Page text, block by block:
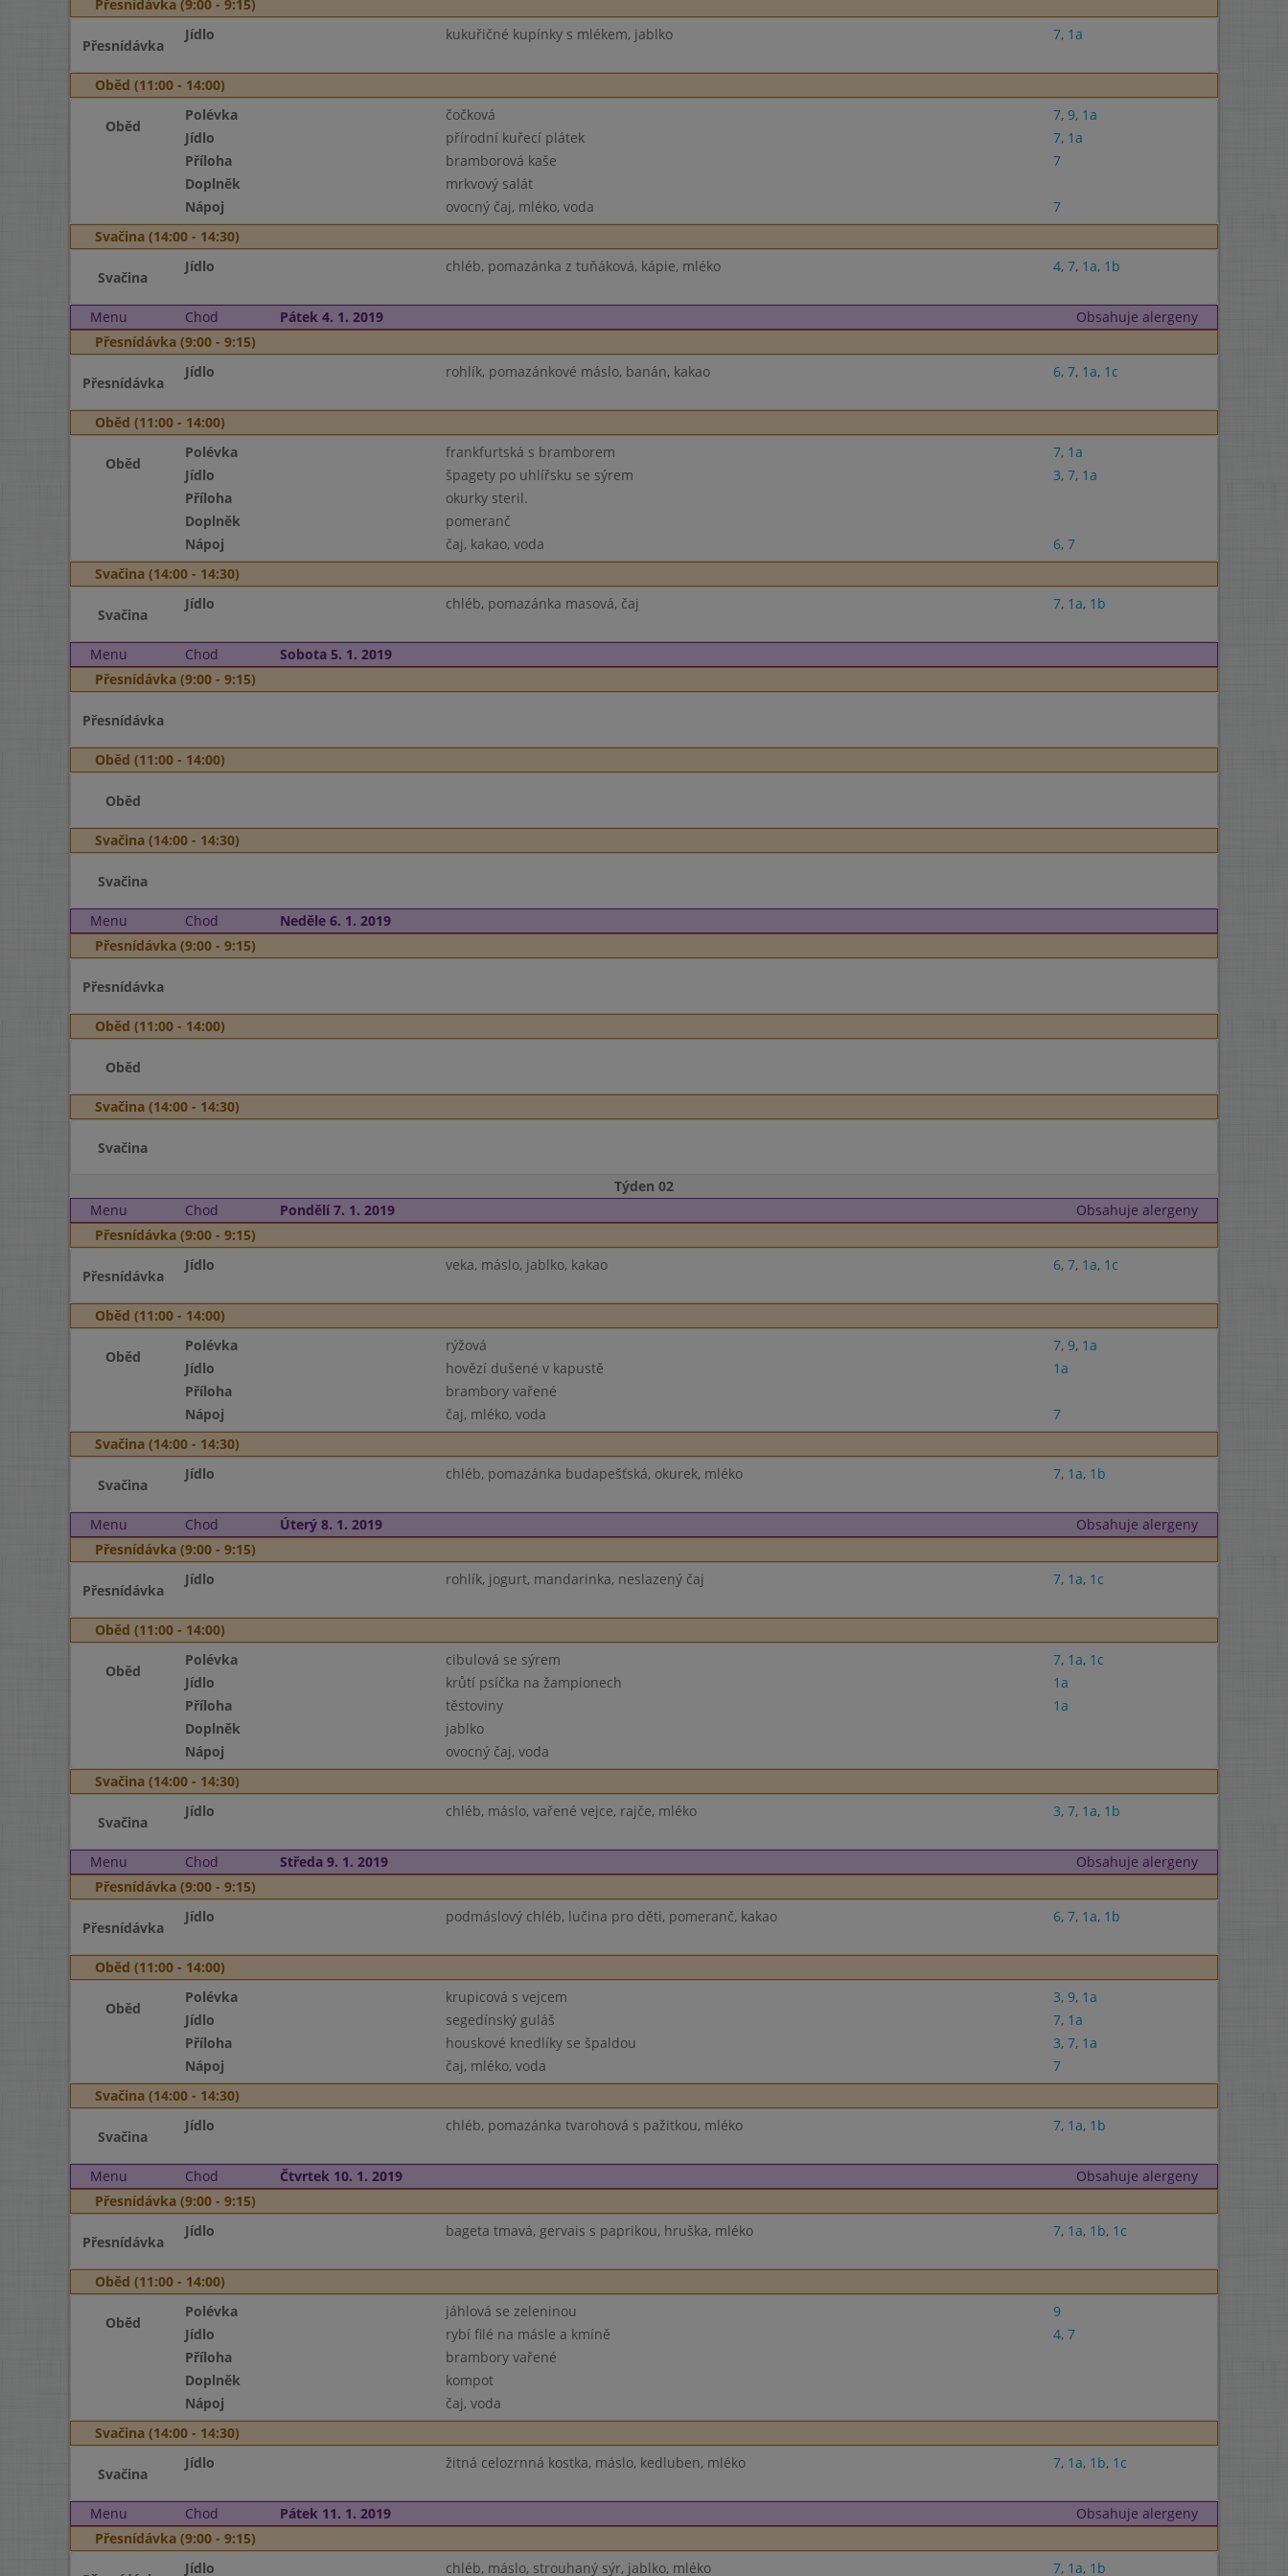
Přesnídávka (9:00 - 9:15)
Přesnídávka
Jídlo kukuřičné kupínky s mlékem, jablko 7, 1a
Oběd (11:00 - 14:00)
Oběd
Polévka čočková 7, 9, 1a
Jídlo
přírodní kuřecí plátek 7, 1a
Příloha
bramborová kaše
7
Doplněk
mrkvový salát
Nápoj
ovocný čaj, mléko, voda
7
Svačina (14:00 - 14:30)
Svačina
Jídlo chléb, pomazánka z tuňáková, kápie, mléko 4, 7, 1a, 1b
Menu Chod Pátek 4. 1. 2019
Obsahuje alergeny
Přesnídávka (9:00 - 9:15)
Přesnídávka
Jídlo rohlík, pomazánkové máslo, banán, kakao 6, 7, 1a, 1c
Oběd (11:00 - 14:00)
Oběd
Polévka frankfurtská s bramborem 7, 1a
Jídlo
špagety po uhlířsku se sýrem 3, 7, 1a
Příloha
okurky steril.
Doplněk
pomeranč
Nápoj
čaj, kakao, voda 6, 7
Svačina (14:00 - 14:30)
Svačina
Jídlo chléb, pomazánka masová, čaj 7, 1a, 1b
Menu Chod
Sobota 5. 1. 2019
Přesnídávka (9:00 - 9:15)
Přesnídávka
Oběd (11:00 - 14:00)
Oběd
Svačina (14:00 - 14:30)
Svačina
Menu Chod
Neděle 6. 1. 2019
Přesnídávka (9:00 - 9:15)
Přesnídávka
Oběd (11:00 - 14:00)
Oběd
Svačina (14:00 - 14:30)
Svačina
Týden 02
Menu
Chod Pondělí 7. 1. 2019
Obsahuje alergeny
Přesnídávka (9:00 - 9:15)
Přesnídávka
Jídlo veka, máslo, jablko, kakao 6, 7, 1a, 1c
Oběd (11:00 - 14:00)
Oběd
Polévka rýžová 7, 9, 1a
Jídlo
hovězí dušené v kapustě
1a
Příloha
brambory vařené
Nápoj
čaj, mléko, voda
7
Svačina (14:00 - 14:30)
Svačina
Jídlo chléb, pomazánka budapešťská, okurek, mléko 7, 1a, 1b
Menu Chod Úterý 8. 1. 2019
Obsahuje alergeny
Přesnídávka (9:00 - 9:15)
Přesnídávka
Jídlo rohlík, jogurt, mandarinka, neslazený čaj 7, 1a, 1c
Oběd (11:00 - 14:00)
Oběd
Polévka cibulová se sýrem 7, 1a, 1c
Jídlo
krůtí psíčka na žampionech
1a
Příloha
těstoviny
1a
Doplněk
jablko
Nápoj
ovocný čaj, voda
Svačina (14:00 - 14:30)
Svačina
Jídlo chléb, máslo, vařené vejce, rajče, mléko 3, 7, 1a, 1b
Menu Chod Středa 9. 1. 2019
Obsahuje alergeny
Přesnídávka (9:00 - 9:15)
Přesnídávka
Jídlo podmáslový chléb, lučina pro děti, pomeranč, kakao 6, 7, 1a, 1b
Oběd (11:00 - 14:00)
Oběd
Polévka krupicová s vejcem 3, 9, 1a
Jídlo
segedínský guláš 7, 1a
Příloha
houskové knedlíky se špaldou 3, 7, 1a
Nápoj
čaj, mléko, voda
7
Svačina (14:00 - 14:30)
Svačina
Jídlo chléb, pomazánka tvarohová s pažitkou, mléko 7, 1a, 1b
Menu Chod Čtvrtek 10. 1. 2019
Obsahuje alergeny
Přesnídávka (9:00 - 9:15)
Přesnídávka
Jídlo bageta tmavá, gervais s paprikou, hruška, mléko 7, 1a, 1b, 1c
Oběd (11:00 - 14:00)
Oběd
Polévka jáhlová se zeleninou
9
Jídlo
rybí filé na másle a kmíně 4, 7
Příloha
brambory vařené
Doplněk
kompot
Nápoj
čaj, voda
Svačina (14:00 - 14:30)
Svačina
Jídlo žitná celozrnná kostka, máslo, kedluben, mléko 7, 1a, 1b, 1c
Menu Chod Pátek 11. 1. 2019
Obsahuje alergeny
Přesnídávka (9:00 - 9:15)
Jídlo chléb, máslo, strouhaný sýr, jablko, mléko 7, 1a, 1b